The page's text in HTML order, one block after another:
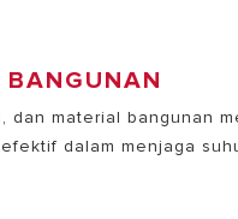
dan material bangunan
dalam menjaga